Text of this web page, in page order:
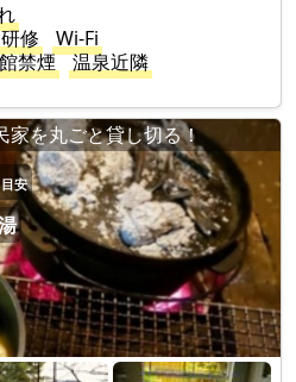
修
Wi-Fi
禁煙
温泉近隣
家を丸ごと貸し切る！
安